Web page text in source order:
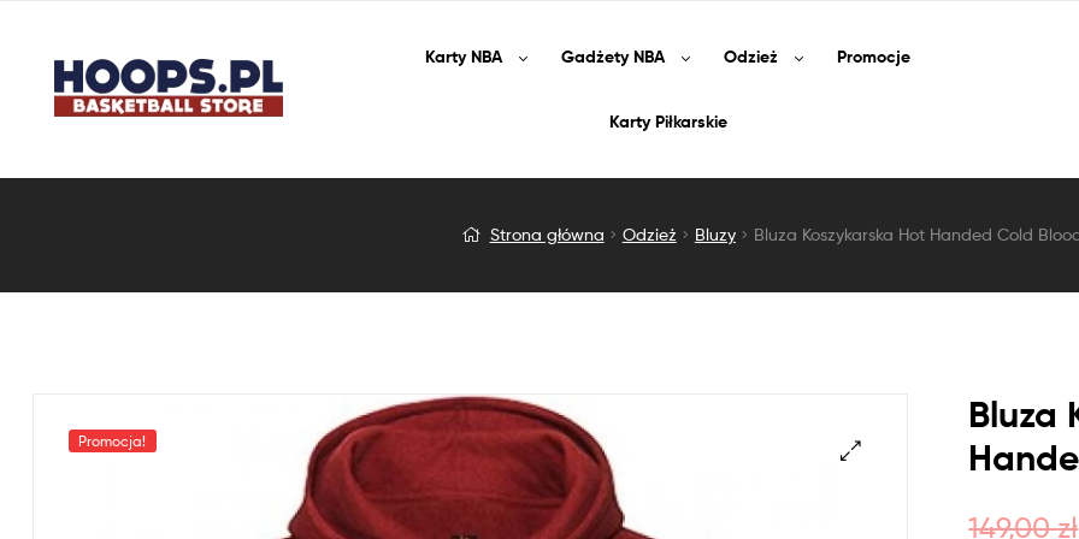
KartyNBA GadżetyNBA Odzież Promocje
Karty Piłkarskie
Koszykarska
Cold
Strona główna Odzież Bluzy Bluza Koszykarska Hot Handed Cold
Promocja!
Bluza
149,00zł